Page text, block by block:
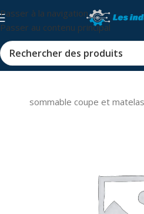
Passer à la navigation
Passer au contenu principal
et consommable coupe et